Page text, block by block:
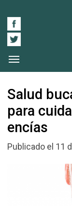
Salud
para
encías
Publicado el 11